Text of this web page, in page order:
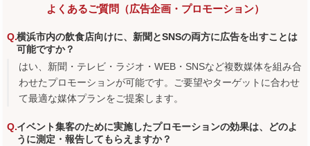
よくあるご質問（広告企画・プロモーション）
横浜市内の飲食店向けに、新聞とSNSの両方に広告を出すことは
可能ですか？
はい、新聞・テレビ・ラジオ・WEB・SNSなど複数媒体を組み合
わせたプロモーションが可能です。ご要望やターゲットに合わせ
て最適な媒体プランをご提案します。
イベント集客のために実施したプロモーションの効果は、どのよ
うに測定・報告してもらえますか？